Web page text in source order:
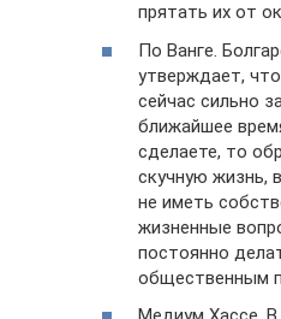
прятать их от
По Ванге.
утверждает,
сейчас сильно
ближайшее
сделаете, то
скучную жизнь,
не иметь
жизненные
постоянно
общественным